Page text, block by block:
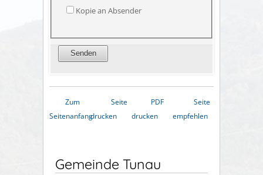
Kopie an Absender
Zum
Seitenanfang
Seite
drucken
PDF
drucken
Seite
empfehlen
Gemeinde Tunau